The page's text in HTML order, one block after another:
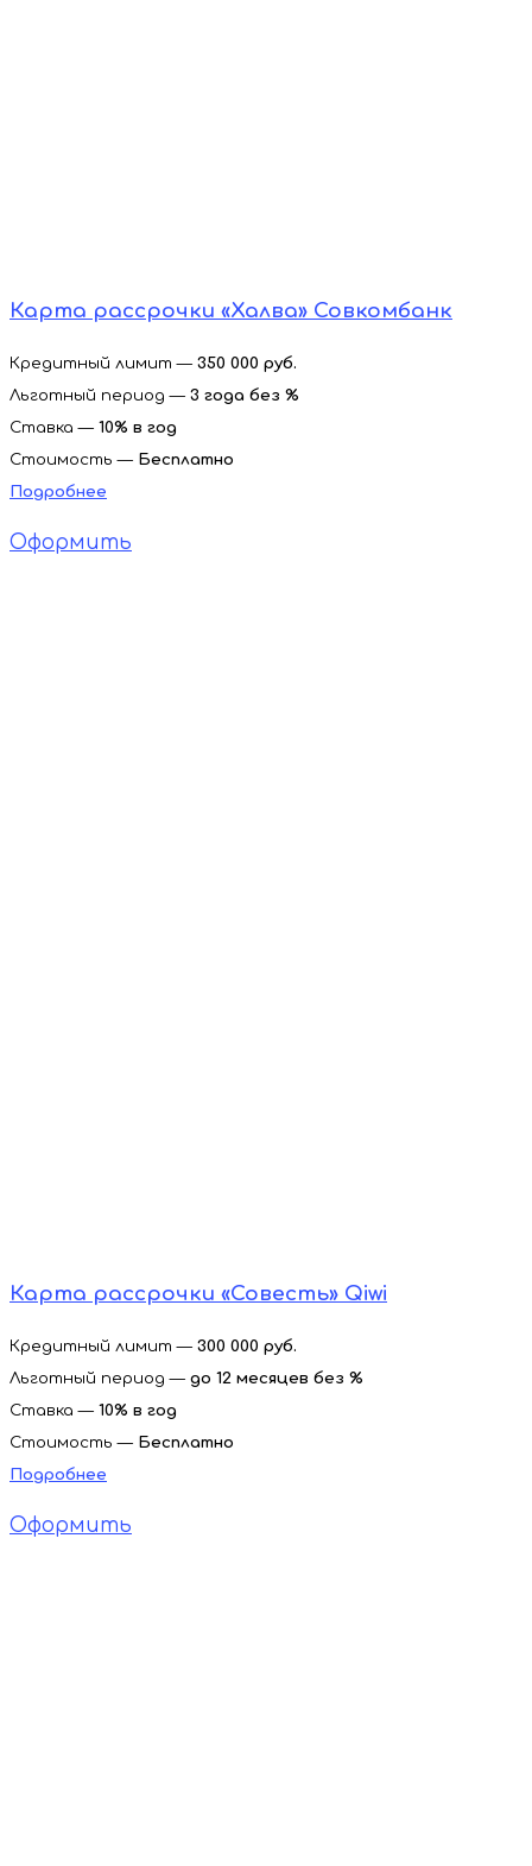
Карта рассрочки «Халва» Совкомбанк
Кредитный лимит — 350 000 руб.
Льготный период — 3 года без %
Ставка — 10% в год
Стоимость — Бесплатно
Подробнее
Оформить
Карта рассрочки «Совесть» Qiwi
Кредитный лимит — 300 000 руб.
Льготный период — до 12 месяцев без %
Ставка — 10% в год
Стоимость — Бесплатно
Подробнее
Оформить